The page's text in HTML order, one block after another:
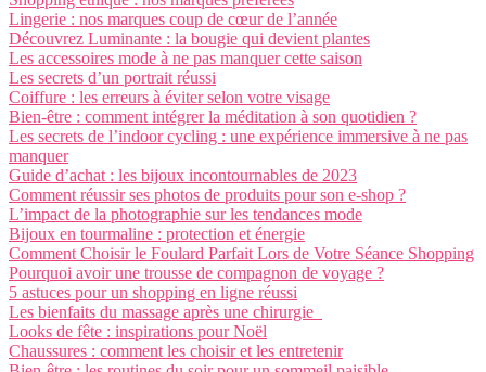
Lingerie : nos marques coup de cœur de l’année
Découvrez Luminante : la bougie qui devient plantes
Les accessoires mode à ne pas manquer cette saison
Les secrets d’un portrait réussi
Coiffure : les erreurs à éviter selon votre visage
Bien-être : comment intégrer la méditation à son quotidien ?
Les secrets de l’indoor cycling : une expérience immersive à ne pas
manquer
Guide d’achat : les bijoux incontournables de 2023
Comment réussir ses photos de produits pour son e-shop ?
L’impact de la photographie sur les tendances mode
Bijoux en tourmaline : protection et énergie
Comment Choisir le Foulard Parfait Lors de Votre Séance Shopping
Pourquoi avoir une trousse de compagnon de voyage ?
5 astuces pour un shopping en ligne réussi
Les bienfaits du massage après une chirurgie
Looks de fête : inspirations pour Noël
Chaussures : comment les choisir et les entretenir